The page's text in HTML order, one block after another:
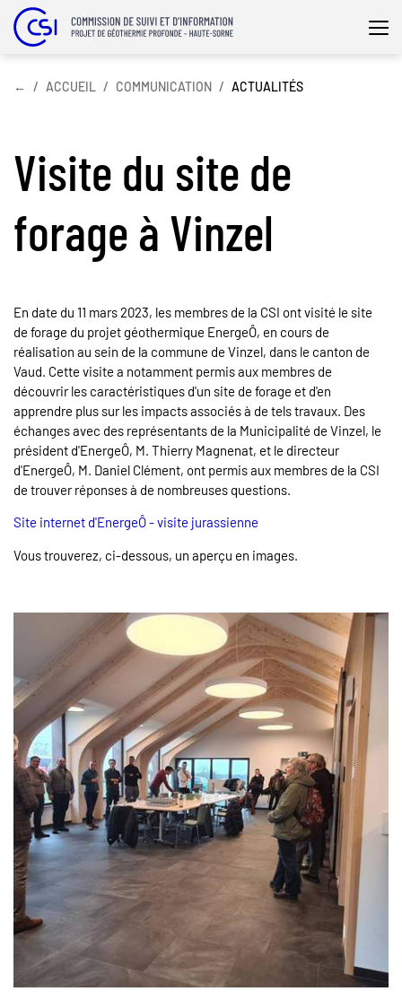
← ACCUEIL COMMUNICATION ACTUALITÉS
Visite du site de
forage à Vinzel
En date du 11 mars 2023, les membres de la CSI ont visité le site
de forage du projet géothermique EnergeÔ, en cours de
réalisation au sein de la commune de Vinzel, dans le canton de
Vaud. Cette visite a notamment permis aux membres de
découvrir les caractéristiques d'un site de forage et d'en
apprendre plus sur les impacts associés à de tels travaux. Des
échanges avec des représentants de la Municipalité de Vinzel, le
président d'EnergeÔ, M. Thierry Magnenat, et le directeur
d'EnergeÔ, M. Daniel Clément, ont permis aux membres de la CSI
de trouver réponses à de nombreuses questions.
Site internet d'EnergeÔ - visite jurassienne
Vous trouverez, ci-dessous, un aperçu en images.